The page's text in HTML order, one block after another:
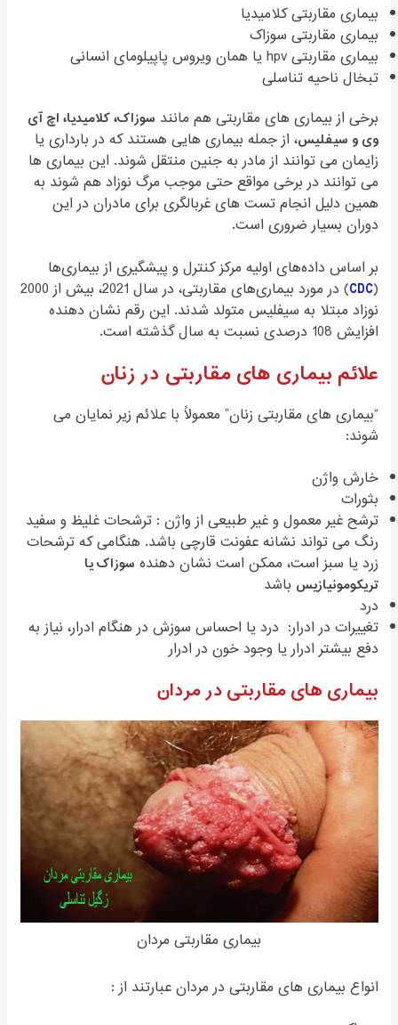
بیماری مقاربتی کلامیدیا
بیماری مقاربتی سوزاک
بیماری مقاربتی hpv یا همان ویروس پاپیلومای انسانی
تبخال ناحیه تناسلی
برخی از بیماری های مقاربتی هم مانند سوزاک، کلامیدیا، اچ آی
وی و سیفلیس، از جمله بیماری هایی هستند که در بارداری یا
زایمان می توانند از مادر به جنین منتقل شوند. این بیماری ها
می توانند در برخی مواقع حتی موجب مرگ نوزاد هم شوند به
همین دلیل انجام تست های غربالگری برای مادران در این
دوران بسیار ضروری است.
بر اساس داده‌های اولیه مرکز کنترل و پیشگیری از بیماری‌ها
(
CDC
) در مورد بیماری‌های مقاربتی، در سال 2021، بیش از 2000
نوزاد مبتلا به سیفلیس متولد شدند. این رقم نشان دهنده
افزایش 108 درصدی نسبت به سال گذشته است.
علائم بیماری های مقاربتی در زنان
“بیماری های مقاربتی زنان” معمولاً با علائم زیر نمایان می
شوند:
خارش واژن
بثورات
ترشح غیر معمول و غیر طبیعی از واژن : ترشحات غلیظ و سفید
رنگ می تواند نشانه عفونت قارچی باشد. هنگامی که ترشحات
زرد یا سبز است، ممکن است نشان دهنده سوزاک یا
تریکومونیازیس باشد
درد
تغییرات در ادرار: درد یا احساس سوزش در هنگام ادرار، نیاز به
دفع بیشتر ادرار یا وجود خون در ادرار
بیماری های مقاربتی در مردان
بیماری مقاربتی مردان
انواع بیماری های مقاربتی در مردان عبارتند از :